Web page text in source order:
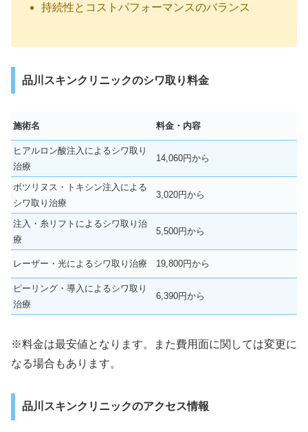
持続性とコストパフォーマンスのバランス
品川スキンクリニックのシワ取り料金
施術名 料金・内容
ヒアルロン酸注入によるシワ取り
治療
14,060円から
ボツリヌス・トキシン注入による
シワ取り治療
3,020円から
注入・糸リフトによるシワ取り治
療
5,500円から
レーザー・光によるシワ取り治療 19,800円から
ピーリング・導入によるシワ取り
治療
6,390円から
※料金は最安値となります。また費用面に関しては変更に
なる場合もあります。
品川スキンクリニックのアクセス情報